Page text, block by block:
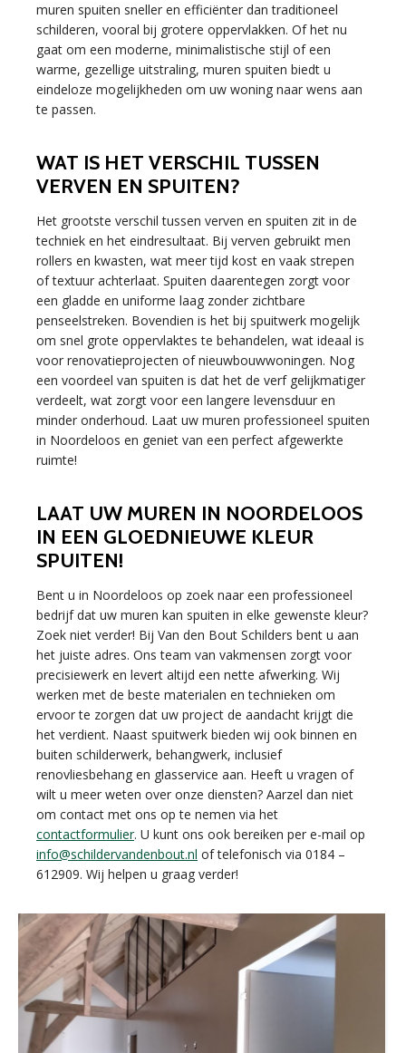
muren spuiten sneller en efficiënter dan traditioneel
schilderen, vooral bij grotere oppervlakken. Of het nu
gaat om een moderne, minimalistische stijl of een
warme, gezellige uitstraling, muren spuiten biedt u
eindeloze mogelijkheden om uw woning naar wens aan
te passen.
WAT IS HET VERSCHIL TUSSEN
VERVEN EN SPUITEN?
Het grootste verschil tussen verven en spuiten zit in de
techniek en het eindresultaat. Bij verven gebruikt men
rollers en kwasten, wat meer tijd kost en vaak strepen
of textuur achterlaat. Spuiten daarentegen zorgt voor
een gladde en uniforme laag zonder zichtbare
penseelstreken. Bovendien is het bij spuitwerk mogelijk
om snel grote oppervlaktes te behandelen, wat ideaal is
voor renovatieprojecten of nieuwbouwwoningen. Nog
een voordeel van spuiten is dat het de verf gelijkmatiger
verdeelt, wat zorgt voor een langere levensduur en
minder onderhoud. Laat uw muren professioneel spuiten
in Noordeloos en geniet van een perfect afgewerkte
ruimte!
LAAT UW MUREN IN NOORDELOOS
IN EEN GLOEDNIEUWE KLEUR
SPUITEN!
Bent u in Noordeloos op zoek naar een professioneel
bedrijf dat uw muren kan spuiten in elke gewenste kleur?
Zoek niet verder! Bij Van den Bout Schilders bent u aan
het juiste adres. Ons team van vakmensen zorgt voor
precisiewerk en levert altijd een nette afwerking. Wij
werken met de beste materialen en technieken om
ervoor te zorgen dat uw project de aandacht krijgt die
het verdient. Naast spuitwerk bieden wij ook binnen en
buiten schilderwerk, behangwerk, inclusief
renovliesbehang en glasservice aan. Heeft u vragen of
wilt u meer weten over onze diensten? Aarzel dan niet
om contact met ons op te nemen via het
contactformulier. U kunt ons ook bereiken per e-mail op
info@schildervandenbout.nl of telefonisch via 0184 –
612909. Wij helpen u graag verder!